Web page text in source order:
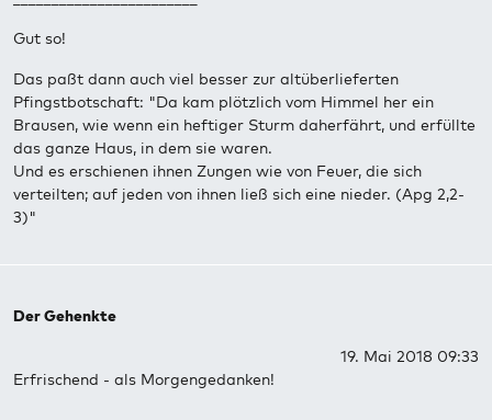
Gut so!
Das paßt dann auch viel besser zur altüberlieferten
Pfingstbotschaft: "Da kam plötzlich vom Himmel her ein
Brausen, wie wenn ein heftiger Sturm daherfährt, und erfüllte
das ganze Haus, in dem sie waren.
Und es erschienen ihnen Zungen wie von Feuer, die sich
verteilten; auf jeden von ihnen ließ sich eine nieder. (Apg 2,2-
3)"
Der Gehenkte
19. Mai 2018 09:33
Erfrischend - als Morgengedanken!